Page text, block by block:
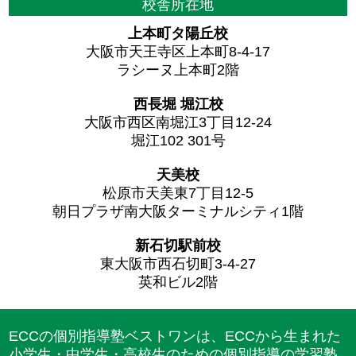
校舎所在地
上本町タ陽丘校
大阪市天王寺区上本町8-4-17
ラシーヌ上本町2階
西長堀 堀江校
大阪市西区南堀江3丁目12-24
堀江102 301号
天美校
松原市天美東7丁目12-5
朝日プラザ南大阪ターミナルシティ1階
新石切駅前校
東大阪市西石切町3-4-27
英和ビル2階
ECCの個別指導塾ベストワンは、ECCから生まれた